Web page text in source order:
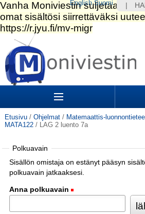
Siirry
sisältöön.
|
Siirry
navigointiin
Sections
Etusivu / Ohjelmat / Matemaattis-
MATA122 / LAG 2 luento 7a
Polkuavain
Sisällön omistaja on estänyt pääsyn
polkuavain jatkaaksesi.
Anna polkuavain
English Suomi